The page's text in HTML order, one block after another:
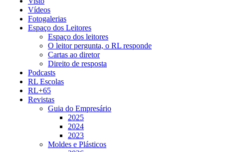
Vídeos
Fotogalerias
Espaço dos Leitores
Espaço dos leitores
O leitor pergunta, o RL responde
Cartas ao diretor
Direito de resposta
Podcasts
RL Escolas
RL+65
Revistas
Guia do Empresário
2025
2024
2023
Moldes e Plásticos